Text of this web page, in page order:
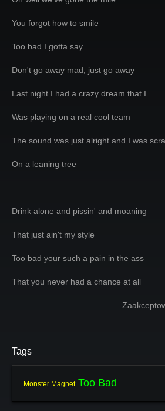
You forgot how to smile
Too bad I gotta say
Don't go away mad, just go away
Last night I had a crazy dream that I
Was playing on a real cool team
The sound was just alright and I was
On a leaning tree
Drink alone and pissin' and moaning
That just ain't my style
Too bad your such a pain in the ass
That you never had a chance at all
Tags
Monster Magnet Too Bad